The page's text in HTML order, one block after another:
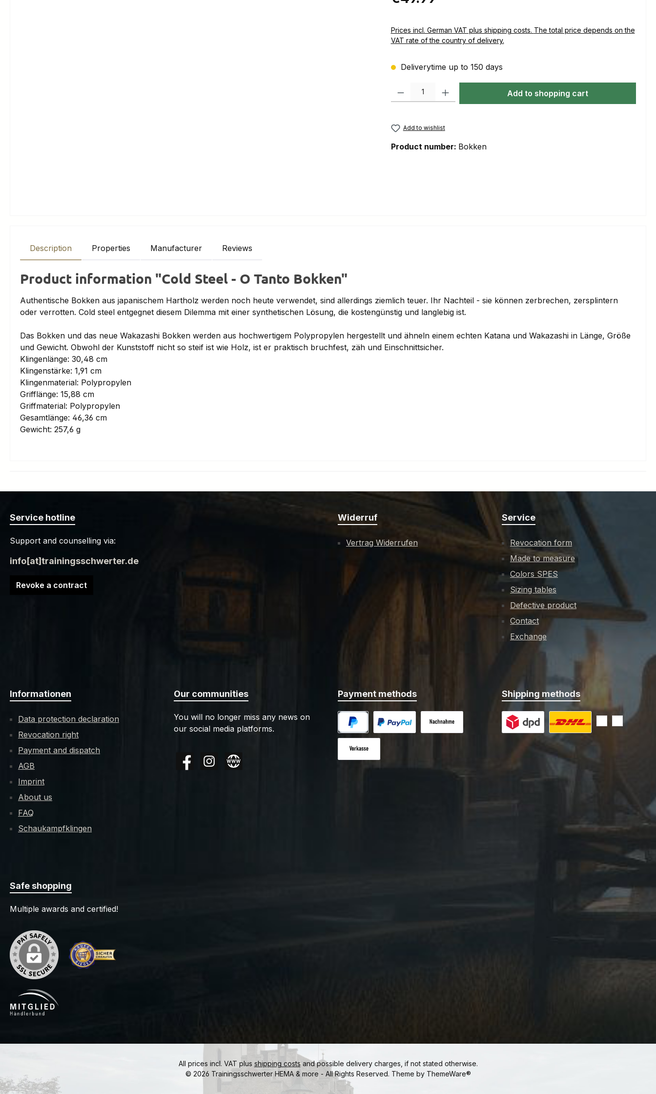
Prices incl. German VAT plus shipping costs. The total price depends on the
VAT rate of the country of delivery.
Deliverytime up to 150 days
Product Quantity: Enter the desired amount or use the buttons to increase or
Add to shopping cart
Add to wishlist
Product number: Bokken
Description Properties Manufacturer Reviews
Product information "Cold Steel - O Tanto Bokken"
Authentische Bokken aus japanischem Hartholz werden noch heute verwendet, sind allerdings ziemlich teuer. Ihr Nachteil - sie können zerbrechen, zersplintern
oder verrotten. Cold steel entgegnet diesem Dilemma mit einer synthetischen Lösung, die kostengünstig und langlebig ist.
Das Bokken und das neue Wakazashi Bokken werden aus hochwertigem Polypropylen hergestellt und ähneln einem echten Katana und Wakazashi in Länge, Größe
und Gewicht. Obwohl der Kunststoff nicht so steif ist wie Holz, ist er praktisch bruchfest, zäh und Einschnittsicher.
Klingenlänge: 30,48 cm
Klingenstärke: 1,91 cm
Klingenmaterial: Polypropylen
Grifflänge: 15,88 cm
Griffmaterial: Polypropylen
Gesamtlänge: 46,36 cm
Gewicht: 257,6 g
Service hotline
Support and counselling via:
info[at]trainingsschwerter.de
Revoke a contract
Widerruf
Vertrag Widerrufen
Service
Revocation form
Made to measure
Colors SPES
Sizing tables
Defective product
Contact
Exchange
Informationen
Data protection declaration
Revocation right
Payment and dispatch
AGB
Imprint
About us
FAQ
Schaukampfklingen
Our communities
You will no longer miss any news on
our social media platforms.
FacebookInstagramWebsite
Payment methods
Paid in advance
PayPal Custom image 1
Shipping methods
Custom image 1Custom image 2
Safe shopping
Multiple awards and certified!
All prices incl. VAT plus shipping costsand possible delivery charges, if not stated otherwise.
© 2026 Trainingsschwerter HEMA & more - All Rights Reserved. Theme by ThemeWare®